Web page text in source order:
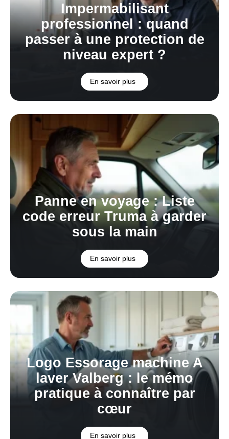
Impermabilisant
professionnel : quand
passer à une protection de
niveau expert ?
En savoir plus
Panne en voyage : Liste
code erreur Truma à garder
sous la main
En savoir plus
Logo Essorage machine A
laver Valberg : le mémo
pratique à connaître par
cœur
En savoir plus